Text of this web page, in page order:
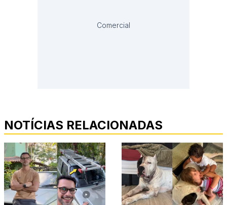
Comercial
NOTÍCIAS RELACIONADAS